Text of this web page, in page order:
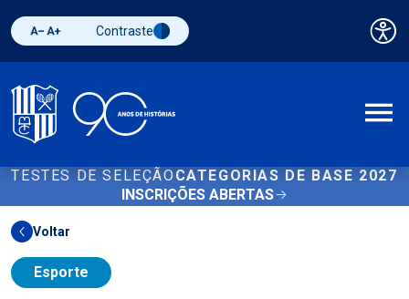
Diminuir fonte
Aumentar fonteAlternar contraste
Contraste
TESTES DE SELEÇÃO CATEGORIAS DE BASE 2027
INSCRIÇÕES ABERTAS
Voltar
Esporte